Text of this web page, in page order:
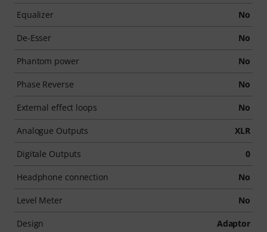
Equalizer No
De-Esser No
Phantom power No
Phase Reverse No
External effect loops No
Analogue Outputs XLR
Digitale Outputs 0
Headphone connection No
Level Meter No
Design Adaptor